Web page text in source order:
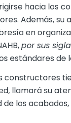
hacia los
Además, su
en
por sus
estándares de
constructores
llamará su
los acabados,